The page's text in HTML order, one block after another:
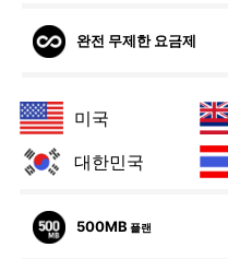
완전 무제한 요금제
미국
대한민국
500MB 플랜